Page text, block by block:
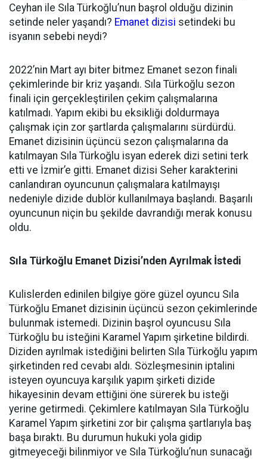
Ceyhan ile Sıla Türkoğlu’nun başrol olduğu dizinin
setinde neler yaşandı? Emanet dizisi setindeki bu
isyanın sebebi neydi?
2022’nin Mart ayı biter bitmez Emanet sezon finali
çekimlerinde bir kriz yaşandı. Sıla Türkoğlu sezon
finali için gerçekleştirilen çekim çalışmalarına
katılmadı. Yapım ekibi bu eksikliği doldurmaya
çalışmak için zor şartlarda çalışmalarını sürdürdü.
Emanet dizisinin üçüncü sezon çalışmalarına da
katılmayan Sıla Türkoğlu isyan ederek dizi setini terk
etti ve İzmir’e gitti. Emanet dizisi Seher karakterini
canlandıran oyuncunun çalışmalara katılmayışı
nedeniyle dizide dublör kullanılmaya başlandı. Başarılı
oyuncunun niçin bu şekilde davrandığı merak konusu
oldu.
Sıla Türkoğlu Emanet Dizisi’nden Ayrılmak İstedi
Kulislerden edinilen bilgiye göre güzel oyuncu Sıla
Türkoğlu Emanet dizisinin üçüncü sezon çekimlerinde
bulunmak istemedi. Dizinin başrol oyuncusu Sıla
Türkoğlu bu isteğini Karamel Yapım şirketine bildirdi.
Diziden ayrılmak istediğini belirten Sıla Türkoğlu yapım
şirketinden red cevabı aldı. Sözleşmesinin iptalini
isteyen oyuncuya karşılık yapım şirketi dizide
hikayesinin devam ettiğini öne sürerek bu isteği
yerine getirmedi. Çekimlere katılmayan Sıla Türkoğlu
Karamel Yapım şirketini zor bir çalışma şartlarıyla baş
başa bıraktı. Bu durumun hukuki yola gidip
gitmeyeceği bilinmiyor ve Sıla Türkoğlu’nun sunacağı